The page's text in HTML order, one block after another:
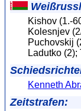
Kishov (1.-
Kolesnjev
Puchovskij
Ladutko
Kenneth
Zeitstrafen: